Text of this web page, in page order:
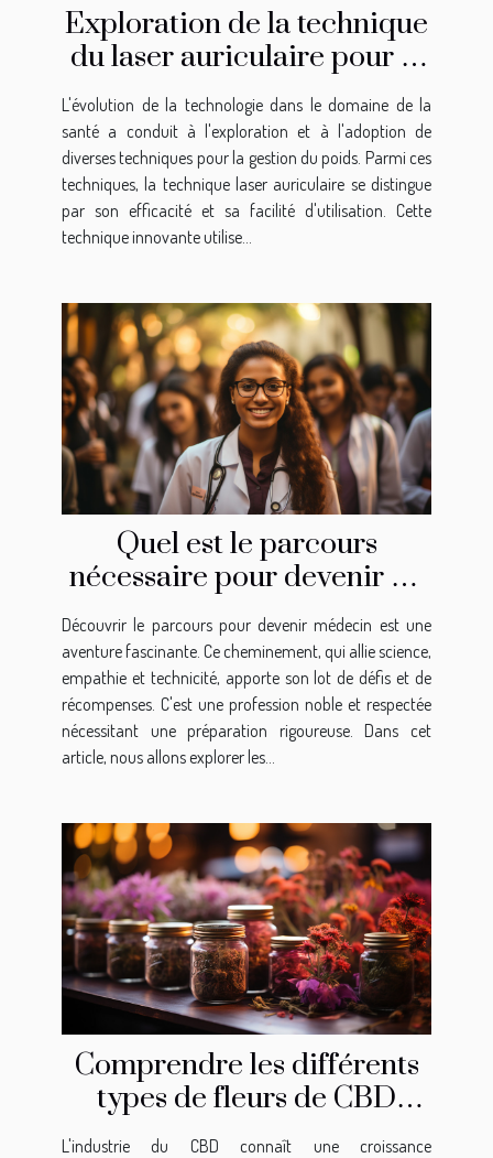
Exploration de la technique
du laser auriculaire pour la
gestion du poids
L'évolution de la technologie dans le domaine de la
santé a conduit à l'exploration et à l'adoption de
diverses techniques pour la gestion du poids. Parmi ces
techniques, la technique laser auriculaire se distingue
par son efficacité et sa facilité d'utilisation. Cette
technique innovante utilise...
Quel est le parcours
nécessaire pour devenir un
médecin ?
Découvrir le parcours pour devenir médecin est une
aventure fascinante. Ce cheminement, qui allie science,
empathie et technicité, apporte son lot de défis et de
récompenses. C'est une profession noble et respectée
nécessitant une préparation rigoureuse. Dans cet
article, nous allons explorer les...
Comprendre les différents
types de fleurs de CBD
disponibles en ligne
L'industrie du CBD connaît une croissance